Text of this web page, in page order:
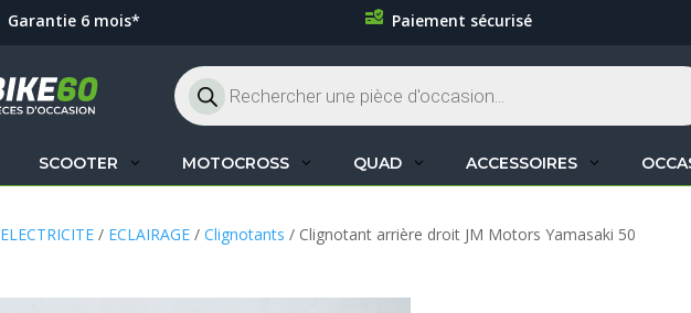
Garantie 6 mois* Paiement sécurisé
Recherche
de
produits
SCOOTER MOTOCROSS QUAD ACCESSOIRES
ELECTRICITE / ECLAIRAGE /Clignotants / Clignotant arrière droit JM Motors Yamasaki 50